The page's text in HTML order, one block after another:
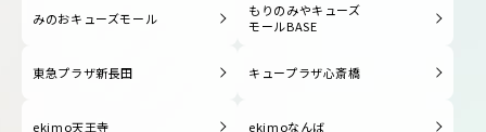
みのおキューズモール
もりのみやキューズ
モールBASE
東急プラザ新長田 キュープラザ心斎橋
ekimo天王寺 ekimoなんば